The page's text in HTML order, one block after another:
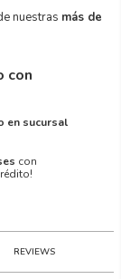
nuestras más de
con
en sucursal
con
REVIEWS